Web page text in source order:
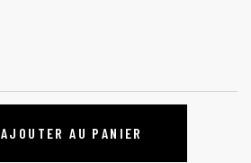
AJOUTER AU PANIER